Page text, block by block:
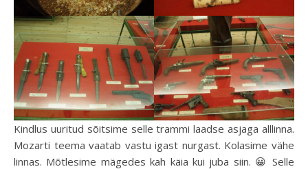
Kindlus uuritud sõitsime selle trammi laadse asjaga alllinna.
Mozarti teema vaatab vastu igast nurgast. Kolasime vähe
linnas. Mõtlesime mägedes kah käia kui juba siin. 😀 Selle